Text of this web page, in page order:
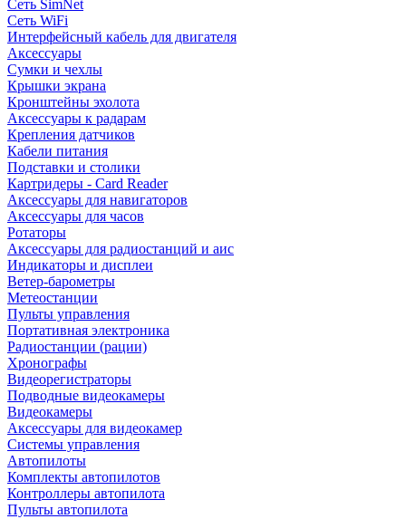
Сеть SimNet
Сеть WiFi
Интерфейсный кабель для двигателя
Аксессуары
Сумки и чехлы
Крышки экрана
Кронштейны эхолота
Аксессуары к радарам
Крепления датчиков
Кабели питания
Подставки и столики
Картридеры - Card Reader
Аксессуары для навигаторов
Аксессуары для часов
Ротаторы
Аксессуары для радиостанций и аис
Индикаторы и дисплеи
Ветер-барометры
Метеостанции
Пульты управления
Портативная электроника
Радиостанции (рации)
Хронографы
Видеорегистраторы
Подводные видеокамеры
Видеокамеры
Аксессуары для видеокамер
Системы управления
Автопилоты
Комплекты автопилотов
Контроллеры автопилота
Пульты автопилота